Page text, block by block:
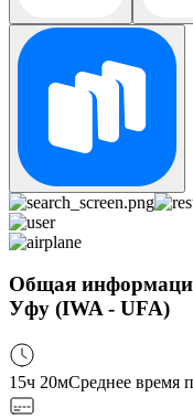
Общая
Уфу (IWA - UFA)
15ч 20мСреднее время